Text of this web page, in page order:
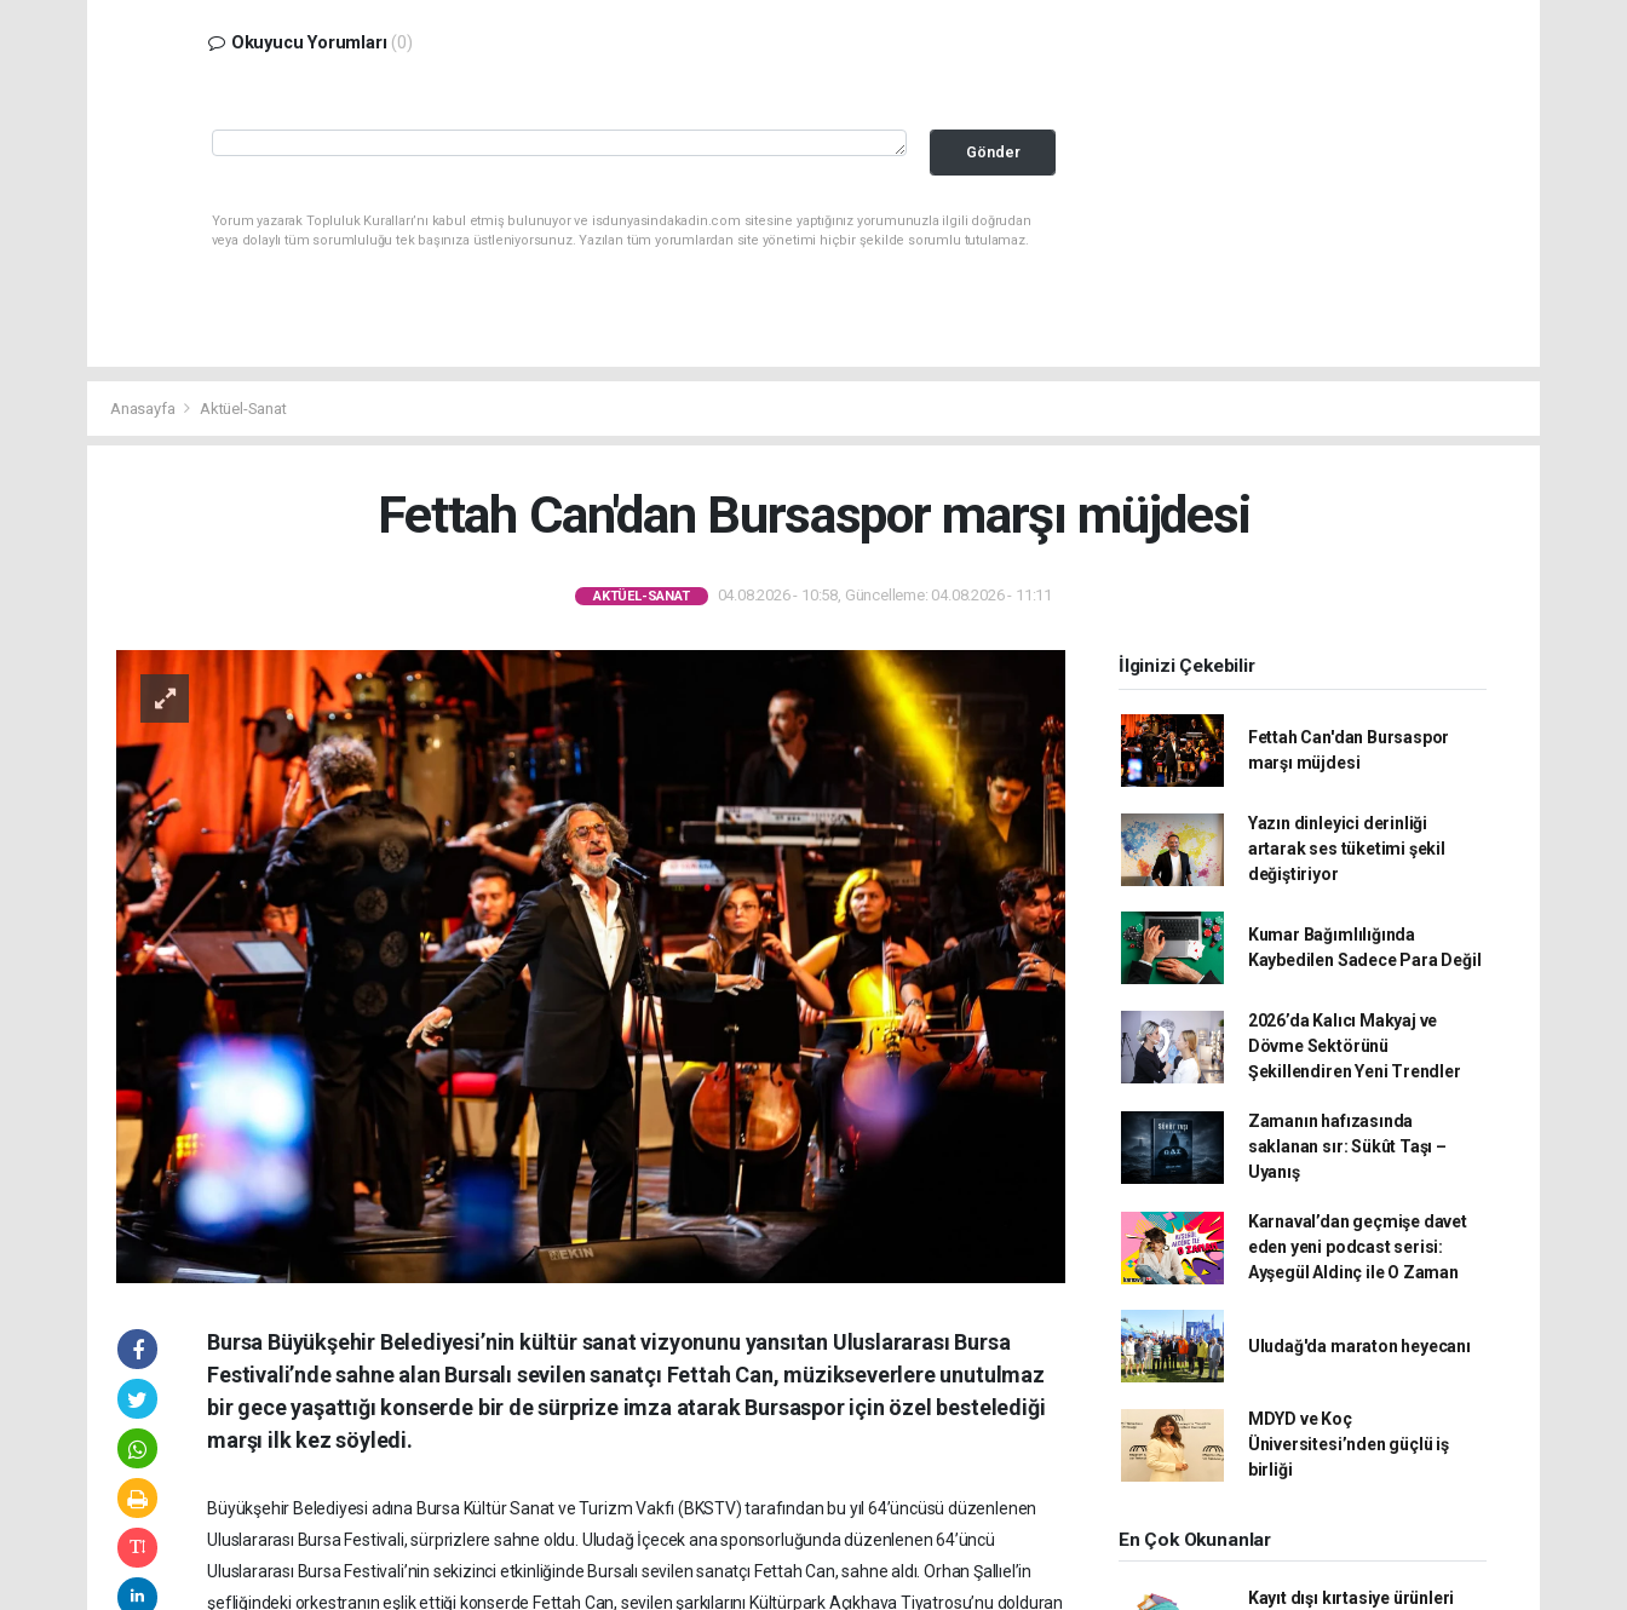
Okuyucu Yorumları (0)
Gönder
Yorum yazarak Topluluk Kuralları’nı kabul etmiş bulunuyor ve isdunyasindakadin.com sitesine yaptığınız yorumunuzla ilgili doğrudan
veya dolaylı tüm sorumluluğu tek başınıza üstleniyorsunuz. Yazılan tüm yorumlardan site yönetimi hiçbir şekilde sorumlu tutulamaz.
Anasayfa Aktüel-Sanat
Fettah Can'dan Bursaspor marşı müjdesi
AKTÜEL-SANAT 04.08.2026 - 10:58, Güncelleme: 04.08.2026 - 11:11
Bursa Büyükşehir Belediyesi’nin kültür sanat vizyonunu yansıtan Uluslararası Bursa
Festivali’nde sahne alan Bursalı sevilen sanatçı Fettah Can, müzikseverlere unutulmaz
bir gece yaşattığı konserde bir de sürprize imza atarak Bursaspor için özel bestelediği
marşı ilk kez söyledi.
Büyükşehir Belediyesi adına Bursa Kültür Sanat ve Turizm Vakfı (BKSTV) tarafından bu yıl 64’üncüsü düzenlenen
Uluslararası Bursa Festivali, sürprizlere sahne oldu. Uludağ İçecek ana sponsorluğunda düzenlenen 64’üncü
Uluslararası Bursa Festivali’nin sekizinci etkinliğinde Bursalı sevilen sanatçı Fettah Can, sahne aldı. Orhan Şallıel’in
şefliğindeki orkestranın eşlik ettiği konserde Fettah Can, sevilen şarkılarını Kültürpark Açıkhava Tiyatrosu’nu dolduran
İlginizi Çekebilir
Fettah Can'dan Bursaspor
marşı müjdesi
Yazın dinleyici derinliği
artarak ses tüketimi şekil
değiştiriyor
Kumar Bağımlılığında
Kaybedilen Sadece Para Değil
2026’da Kalıcı Makyaj ve
Dövme Sektörünü
Şekillendiren Yeni Trendler
Zamanın hafızasında
saklanan sır: Sükût Taşı –
Uyanış
Karnaval’dan geçmişe davet
eden yeni podcast serisi:
Ayşegül Aldinç ile O Zaman
Uludağ'da maraton heyecanı
MDYD ve Koç
Üniversitesi’nden güçlü iş
birliği
En Çok Okunanlar
Kayıt dışı kırtasiye ürünleri